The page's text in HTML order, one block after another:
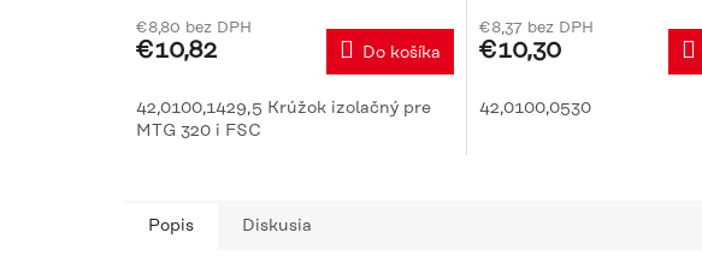
€8,80 bez DPH
€10,82 Do košíka
42,0100,1429,5 Krúžok izolačný pre
MTG 320 i FSC
€8,37 bez DPH
€10,30
42,0100,0530
Popis Diskusia